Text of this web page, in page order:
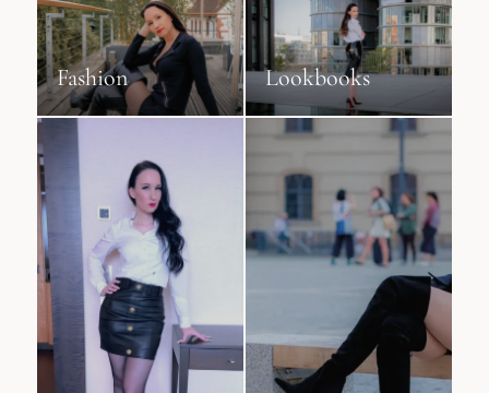
Fashion Lookbooks